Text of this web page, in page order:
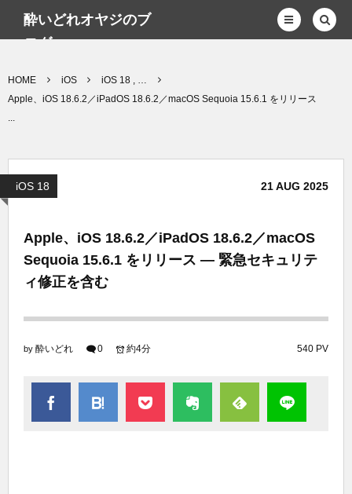
酔いどれオヤジのブ
ログwp
HOME iOS
iOS 18 , …
Apple、iOS 18.6.2／iPadOS 18.6.2／macOS Sequoia 15.6.1 をリリース
...
iOS 18 21AUG 2025
Apple、iOS 18.6.2／iPadOS 18.6.2／macOS
Sequoia 15.6.1 をリリース — 緊急セキュリテ
ィ修正を含む
by 酔いどれ 0 540 PV
約4分